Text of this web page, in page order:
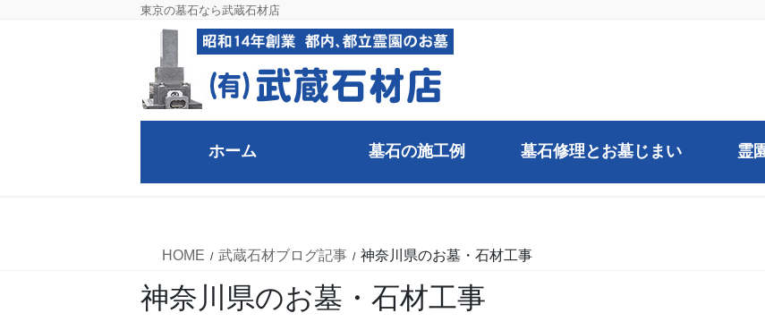
東京の墓石なら武蔵石材店
ホーム 墓石の施工例 墓石修理とお墓じまい 霊
HOME 武蔵石材ブログ記事 神奈川県のお墓・石材工事
神奈川県のお墓・石材工事